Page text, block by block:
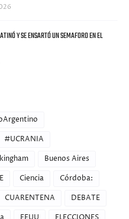
Y SE ENSARTÓ UN SEMAFORO EN EL
#UCRANIA
Buenos Aires
Ciencia
Córdoba:
CUARENTENA
DEBATE